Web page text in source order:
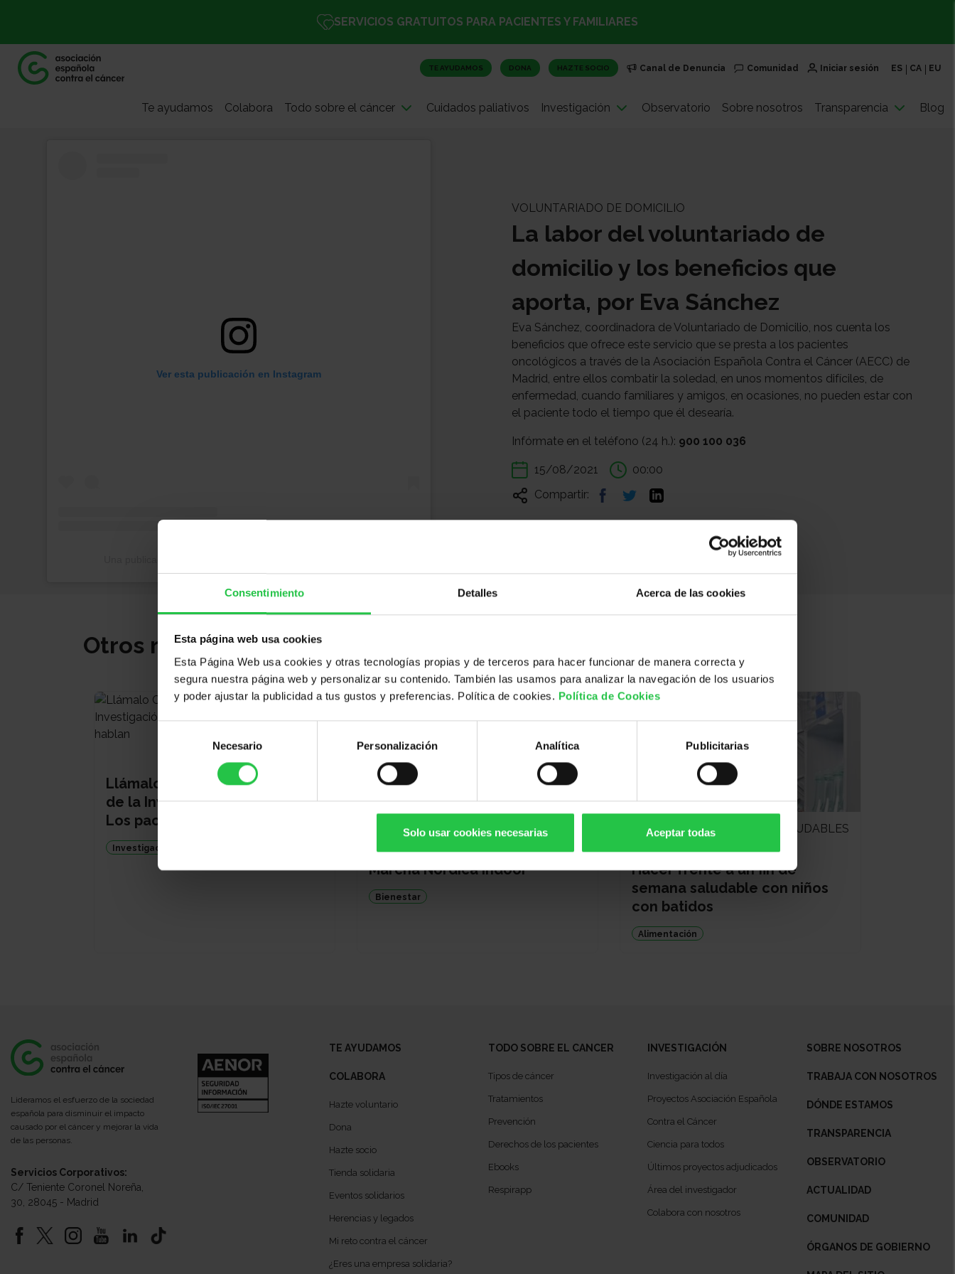
Consentimiento Detalles Acerca de las cookies
Esta página web usa cookies
Esta Página Web usa cookies y otras tecnologías propias y de terceros para hacer funcionar de manera correcta y
segura nuestra página web y personalizar su contenido. También las usamos para analizar la navegación de los usuarios
y poder ajustar la publicidad a tus gustos y preferencias. Política de cookies. Política de Cookies
consentimiento
Necesario Personalización Analítica Publicitarias
Solo usar cookies necesarias Aceptar todas
SERVICIOS GRATUITOS PARA PACIENTES Y FAMILIARES
TE AYUDAMOS DONA HAZTE SOCIO Canal de Denuncia Comunidad Iniciar sesión ES CA EU
Te ayudamos Colabora Todo sobre el cáncer Cuidados paliativos Investigación Observatorio Sobre nosotros Transparencia Blog
Ver esta publicación en Instagram
VOLUNTARIADO DE DOMICILIO
La labor del voluntariado de
domicilio y los beneficios que
aporta, por Eva Sánchez
Eva Sánchez, coordinadora de Voluntariado de Domicilio, nos cuenta los
beneficios que ofrece este servicio que se presta a los pacientes
oncológicos a través de la Asociación Española Contra el Cáncer (AECC) de
Madrid, entre ellos combatir la soledad, en unos momentos difíciles, de
enfermedad, cuando familiares y amigos, en ocasiones, no pueden estar con
el paciente todo el tiempo que él desearía.
Infórmate en el teléfono (24 h.): 900 100 036
15/08/2021
00:00
Compartir:
Otros recursos
Llámalo Cáncer 3. Día Mundial
de la Investigación en Cáncer.
Los pacientes hablan
Investigación
ACTIVIDAD FÍSICA
Marcha Nórdica Indoor
Bienestar
RECETAS SALUDABLES
Hacer frente a un fin de
semana saludable con niños
con batidos
Alimentación
Lideramos el esfuerzo de la sociedad
española para disminuir el impacto
causado por el cáncer y mejorar la vida
de las personas.
Servicios Corporativos:
C/ Teniente Coronel Noreña,
30, 28045 - Madrid
TE AYUDAMOS
COLABORA
Hazte voluntario
Dona
Hazte socio
Tienda solidaria
Eventos solidarios
Herencias y legados
Mi reto contra el cáncer
¿Eres una empresa solidaria?
TODO SOBRE EL CANCER
Tipos de cáncer
Tratamientos
Prevención
Derechos de los pacientes
Ebooks
Respirapp
INVESTIGACIÓN
Investigación al día
Proyectos Asociación Española
Contra el Cáncer
Ciencia para todos
Últimos proyectos adjudicados
Área del investigador
Colabora con nosotros
SOBRE NOSOTROS
TRABAJA CON NOSOTROS
DÓNDE ESTAMOS
TRANSPARENCIA
OBSERVATORIO
ACTUALIDAD
COMUNIDAD
ÓRGANOS DE GOBIERNO